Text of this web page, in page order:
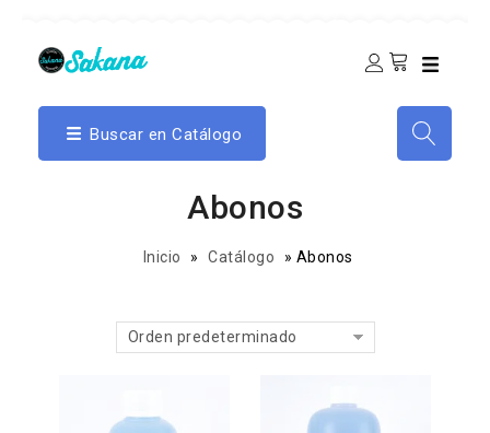
Buscar en Catálogo
Abonos
Inicio » Catálogo » Abonos
Orden predeterminado